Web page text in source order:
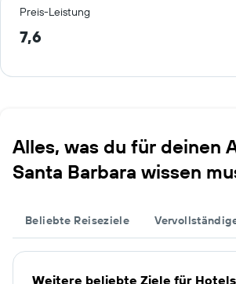
Preis-Leistung
7,6
Alles, was du für deinen
Santa Barbara wissen
Beliebte Reiseziele
Weitere beliebte Ziele für Hotels